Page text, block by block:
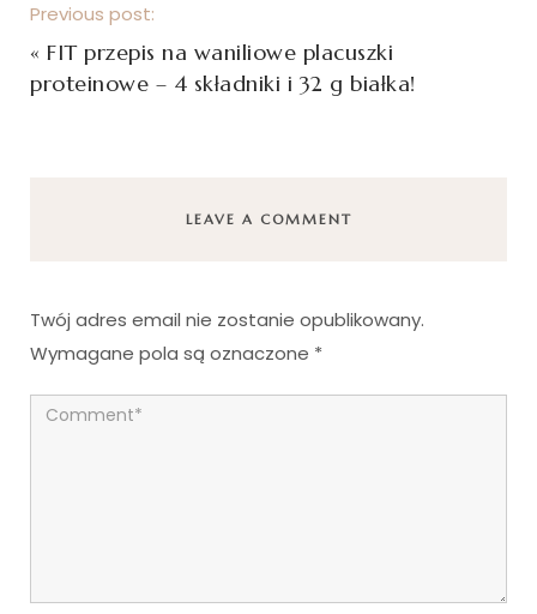
Previous post:
« FIT przepis na waniliowe placuszki
proteinowe – 4 składniki i 32 g białka!
LEAVE A COMMENT
Twój adres email nie zostanie opublikowany.
Wymagane pola są oznaczone *